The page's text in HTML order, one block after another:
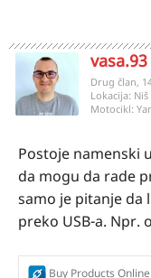
vasa.93
Drug član,
Lokacija: Niš
Motocikl:
Postoje namenski
da mogu da rade
samo je pitanje da
preko USB-a. Npr.
Buy Products